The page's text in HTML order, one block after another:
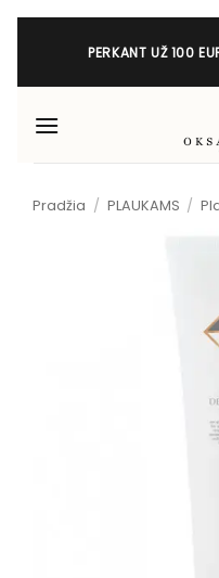
Skip
PERKANT UŽ 100
Pradžia / PLAUKAMS /